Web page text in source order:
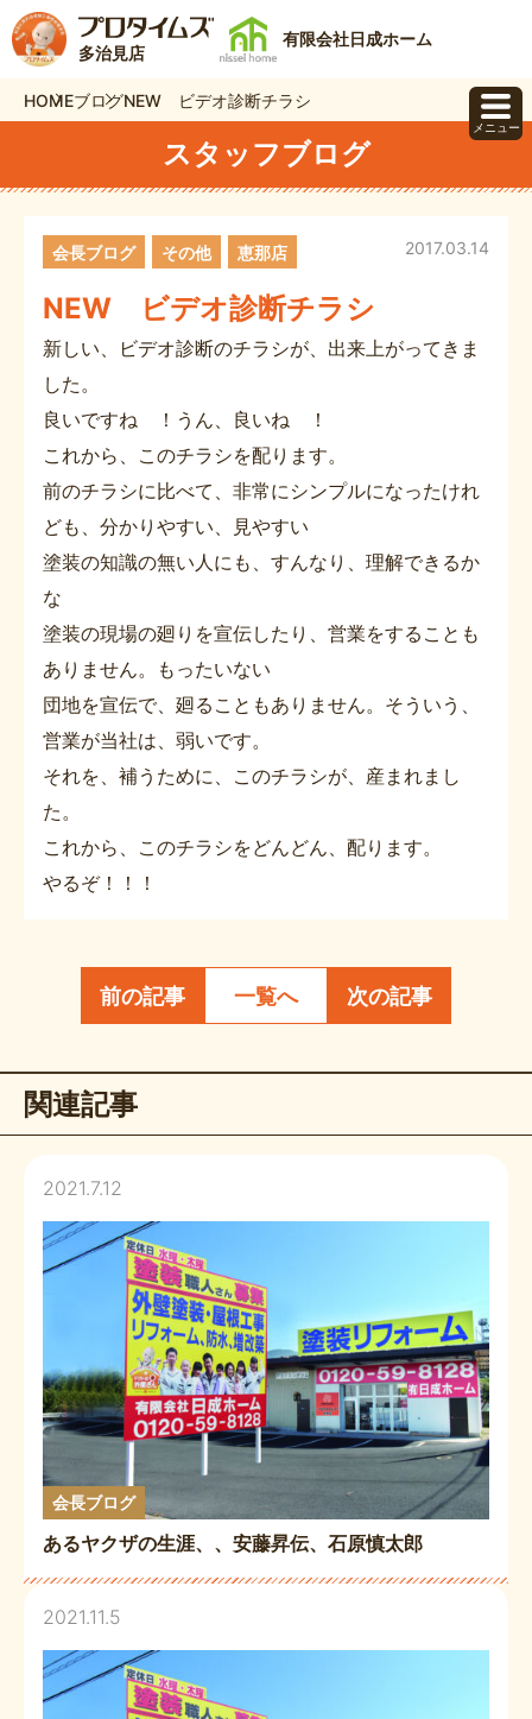
多治見店
有限会社日成ホーム
HOMEブログNEW ビデオ診断チラシ
スタッフブログ
NEW ビデオ診断チラシ
2017.03.14
会長ブログ その他 恵那店
新しい、ビデオ診断のチラシが、出来上がってきま
した。
良いですね ！うん、良いね ！
これから、このチラシを配ります。
前のチラシに比べて、非常にシンプルになったけれ
ども、分かりやすい、見やすい
塗装の知識の無い人にも、すんなり、理解できるか
な
塗装の現場の廻りを宣伝したり、営業をすることも
ありません。もったいない
団地を宣伝で、廻ることもありません。そういう、
営業が当社は、弱いです。
それを、補うために、このチラシが、産まれまし
た。
これから、このチラシをどんどん、配ります。
やるぞ！！！
前の記事 一覧へ 次の記事
関連記事
2021.7.12
会長ブログ
あるヤクザの生涯、、安藤昇伝、石原慎太郎
2021.11.5
メニュー